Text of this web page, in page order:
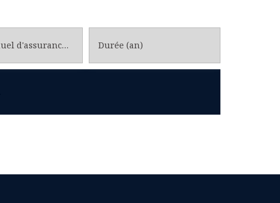
Taux annuel d'assurance emprunteur Durée (an)